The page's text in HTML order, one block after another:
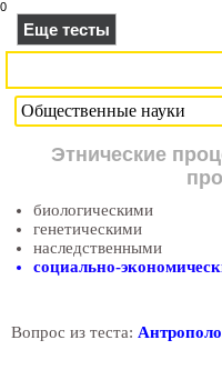
0
Еще тесты
Этнические
биологическими
генетическими
наследственными
социально-
Вопрос из теста: